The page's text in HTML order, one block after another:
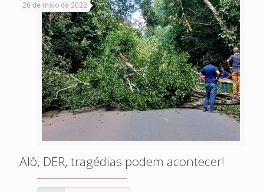
26 de maio de 2022
Alô, DER, tragédias podem acontecer!